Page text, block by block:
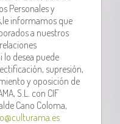
Personales y
informamos que
a nuestros
lo desea puede
supresión,
y oposición de
S.L. con CIF
Cano Coloma,